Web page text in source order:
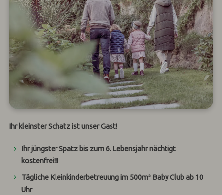
Ihr kleinster Schatz ist unser Gast!
Ihr jüngster Spatz bis zum 6. Lebensjahr nächtigt
kostenfrei!!!
Tägliche Kleinkinderbetreuung im 500m² Baby Club ab 10
Uhr